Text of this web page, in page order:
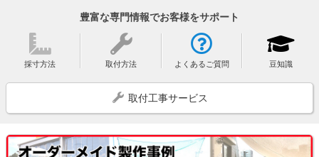
豊富な専門情報でお客様をサポート
採寸方法 取付方法 よくあるご質問 豆知識
取付工事サービス